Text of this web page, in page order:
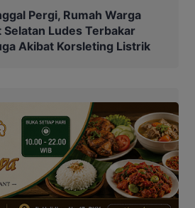
Pergi, Rumah Warga
Selatan Ludes Terbakar
Akibat Korsleting Listrik